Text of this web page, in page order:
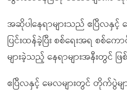
အဆိုပါနေရာများသည် ဧပြီလနှ
ပြင်းထန်ခဲ့ပြီး စစ်ရေးအရ စစ်
များခဲ့သည့် နေရာများအနီးတွင် ဖ
ဧပြီလနှင့် မေလများတွင် တိုက်ပွဲမျ